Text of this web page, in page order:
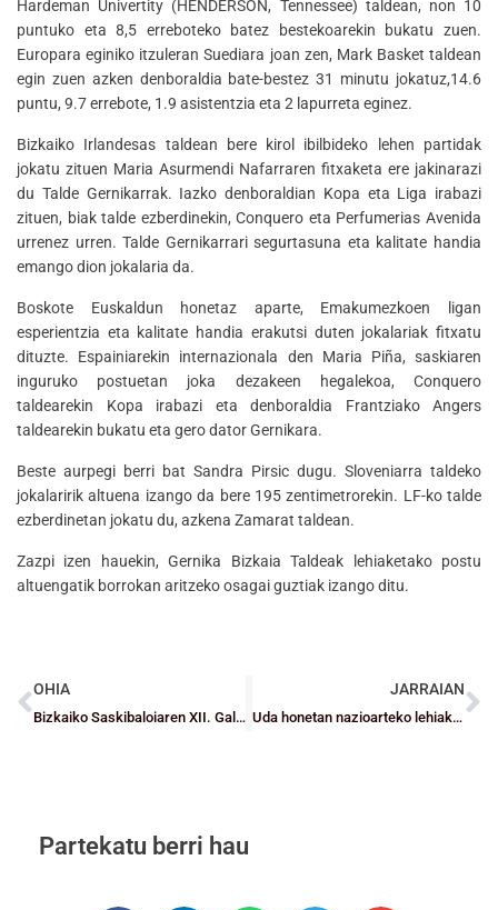
Hardeman Univertity (HENDERSON, Tennessee) taldean, non 10
puntuko eta 8,5 erreboteko batez bestekoarekin bukatu zuen.
Europara eginiko itzuleran Suediara joan zen, Mark Basket taldean
egin zuen azken denboraldia bate-bestez 31 minutu jokatuz,14.6
puntu, 9.7 errebote, 1.9 asistentzia eta 2 lapurreta eginez.
Bizkaiko Irlandesas taldean bere kirol ibilbideko lehen partidak
jokatu zituen Maria Asurmendi Nafarraren fitxaketa ere jakinarazi
du Talde Gernikarrak. Iazko denboraldian Kopa eta Liga irabazi
zituen, biak talde ezberdinekin, Conquero eta Perfumerias Avenida
urrenez urren. Talde Gernikarrari segurtasuna eta kalitate handia
emango dion jokalaria da.
Boskote Euskaldun honetaz aparte, Emakumezkoen ligan
esperientzia eta kalitate handia erakutsi duten jokalariak fitxatu
dituzte. Espainiarekin internazionala den Maria Piña, saskiaren
inguruko postuetan joka dezakeen hegalekoa, Conquero
taldearekin Kopa irabazi eta denboraldia Frantziako Angers
taldearekin bukatu eta gero dator Gernikara.
Beste aurpegi berri bat Sandra Pirsic dugu. Sloveniarra taldeko
jokalaririk altuena izango da bere 195 zentimetrorekin. LF-ko talde
ezberdinetan jokatu du, azkena Zamarat taldean.
Zazpi izen hauekin, Gernika Bizkaia Taldeak lehiaketako postu
altuengatik borrokan aritzeko osagai guztiak izango ditu.
OHIA
Bizkaiko Saskibaloiaren XII. Galaren Bideoa
JARRAIAN
Uda honetan nazioarteko lehiaketetan arituko diren bizkaitarrak
Partekatu berri hau